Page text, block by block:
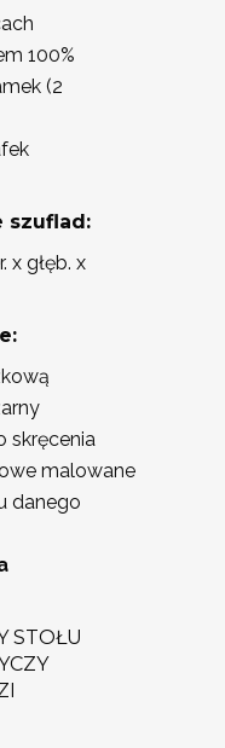
100%
(2
szuflad:
x głęb. x
skręcenia
malowane
danego
STOŁU